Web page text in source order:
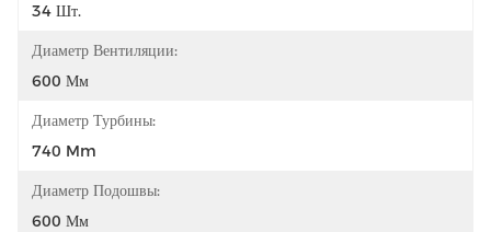
34 Шт.
Диаметр Вентиляции:
600 Мм
Диаметр Турбины:
740 Mm
Диаметр Подошвы:
600 Мм